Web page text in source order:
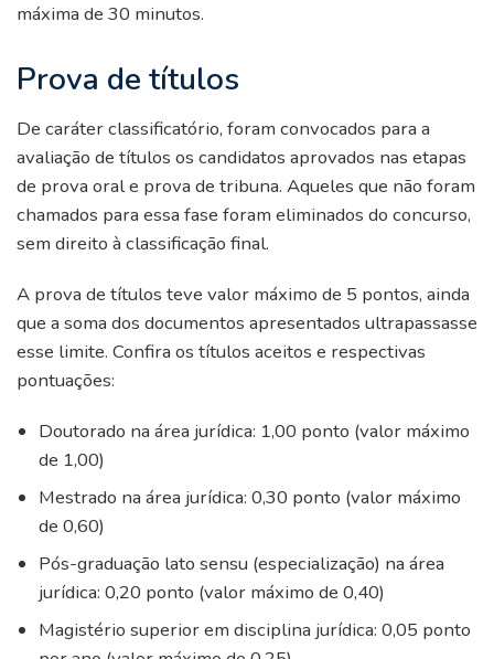
máxima de 30 minutos.
Prova de títulos
De caráter classificatório, foram convocados para a
avaliação de títulos os candidatos aprovados nas etapas
de prova oral e prova de tribuna. Aqueles que não foram
chamados para essa fase foram eliminados do concurso,
sem direito à classificação final.
A prova de títulos teve valor máximo de 5 pontos, ainda
que a soma dos documentos apresentados ultrapassasse
esse limite. Confira os títulos aceitos e respectivas
pontuações:
Doutorado na área jurídica: 1,00 ponto (valor máximo
de 1,00)
Mestrado na área jurídica: 0,30 ponto (valor máximo
de 0,60)
Pós-graduação lato sensu (especialização) na área
jurídica: 0,20 ponto (valor máximo de 0,40)
Magistério superior em disciplina jurídica: 0,05 ponto